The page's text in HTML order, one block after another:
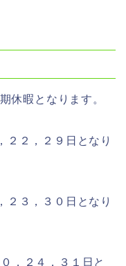
休暇となります。
２２，２９日となり
２３，３０日となり
，２４，３１日と